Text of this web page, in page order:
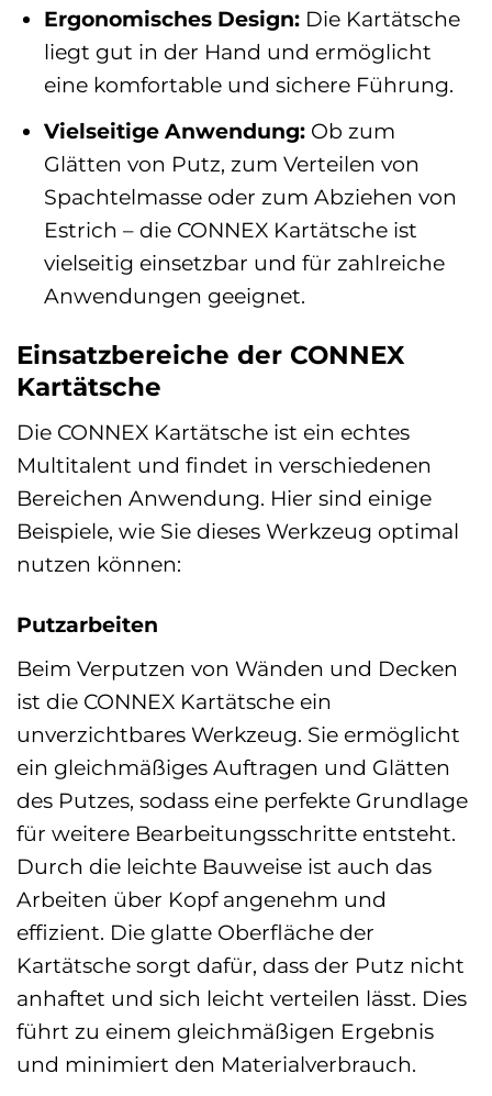
Ergonomisches Design:Die Kartätsche
liegt gut in der Hand und ermöglicht
eine komfortable und sichere Führung.
Vielseitige Anwendung:Ob zum
Glätten von Putz, zum Verteilen von
Spachtelmasse oder zum Abziehen von
Estrich – die CONNEX Kartätsche ist
vielseitig einsetzbar und für zahlreiche
Anwendungen geeignet.
Einsatzbereiche der CONNEX
Kartätsche
Die CONNEX Kartätsche ist ein echtes
Multitalent und findet in verschiedenen
Bereichen Anwendung. Hier sind einige
Beispiele, wie Sie dieses Werkzeug optimal
nutzen können:
Putzarbeiten
Beim Verputzen von Wänden und Decken
ist die CONNEX Kartätsche ein
unverzichtbares Werkzeug. Sie ermöglicht
ein gleichmäßiges Auftragen und Glätten
des Putzes, sodass eine perfekte Grundlage
für weitere Bearbeitungsschritte entsteht.
Durch die leichte Bauweise ist auch das
Arbeiten über Kopf angenehm und
effizient. Die glatte Oberfläche der
Kartätsche sorgt dafür, dass der Putz nicht
anhaftet und sich leicht verteilen lässt. Dies
führt zu einem gleichmäßigen Ergebnis
und minimiert den Materialverbrauch.